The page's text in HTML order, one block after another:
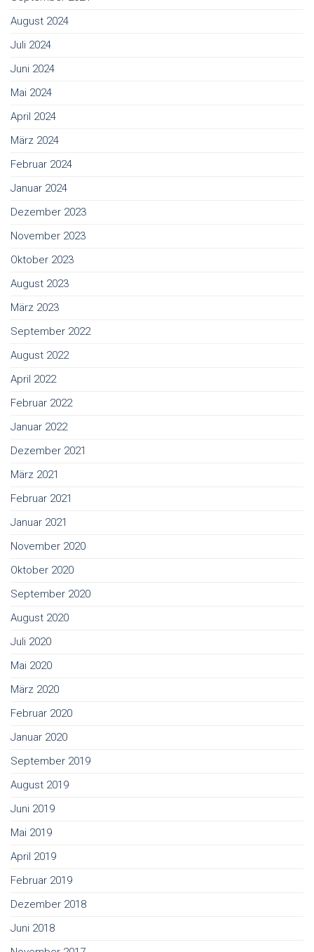
August 2024
Juli 2024
Juni 2024
Mai 2024
April 2024
März 2024
Februar 2024
Januar 2024
Dezember 2023
November 2023
Oktober 2023
August 2023
März 2023
September 2022
August 2022
April 2022
Februar 2022
Januar 2022
Dezember 2021
März 2021
Februar 2021
Januar 2021
November 2020
Oktober 2020
September 2020
August 2020
Juli 2020
Mai 2020
März 2020
Februar 2020
Januar 2020
September 2019
August 2019
Juni 2019
Mai 2019
April 2019
Februar 2019
Dezember 2018
Juni 2018